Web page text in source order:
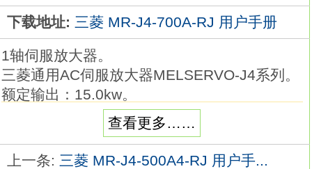
下载地址: 三菱 MR-J4-700A-RJ 用户手册
1轴伺服放大器。
三菱通用AC伺服放大器MELSERVO-J4系列。
额定输出：15.0kw。
电源：三相AC200V。
特殊规格：全闭环控制4线式/设备端编码器
查看更多……
上一条: 三菱 MR-J4-500A4-RJ 用户手...